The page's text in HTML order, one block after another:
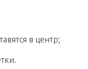
в центр;